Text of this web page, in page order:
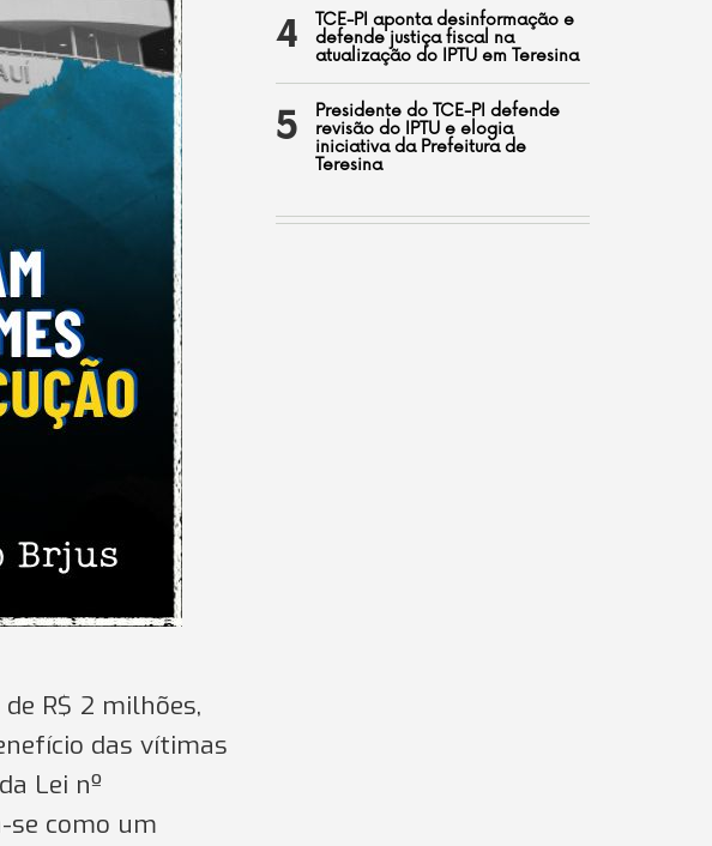
R$ 2 milhões,
das vítimas
Lei nº
se como um
4
TCE-PI aponta desinformação e
defende justiça fiscal na
atualização do IPTU em Teresina
5
Presidente do TCE-PI defende
revisão do IPTU e elogia
iniciativa da Prefeitura de
Teresina